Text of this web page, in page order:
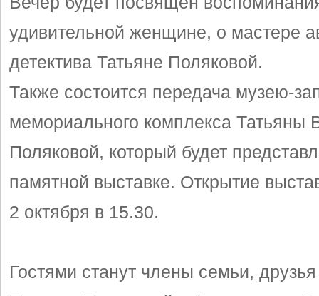
удивительной женщине, о мастере
детектива Татьяне Поляковой.
Также состоится передача музею-
мемориального комплекса Татьяны
Поляковой, который будет
памятной выставке. Открытие
2 октября в 15.30.
Гостями станут члены семьи,